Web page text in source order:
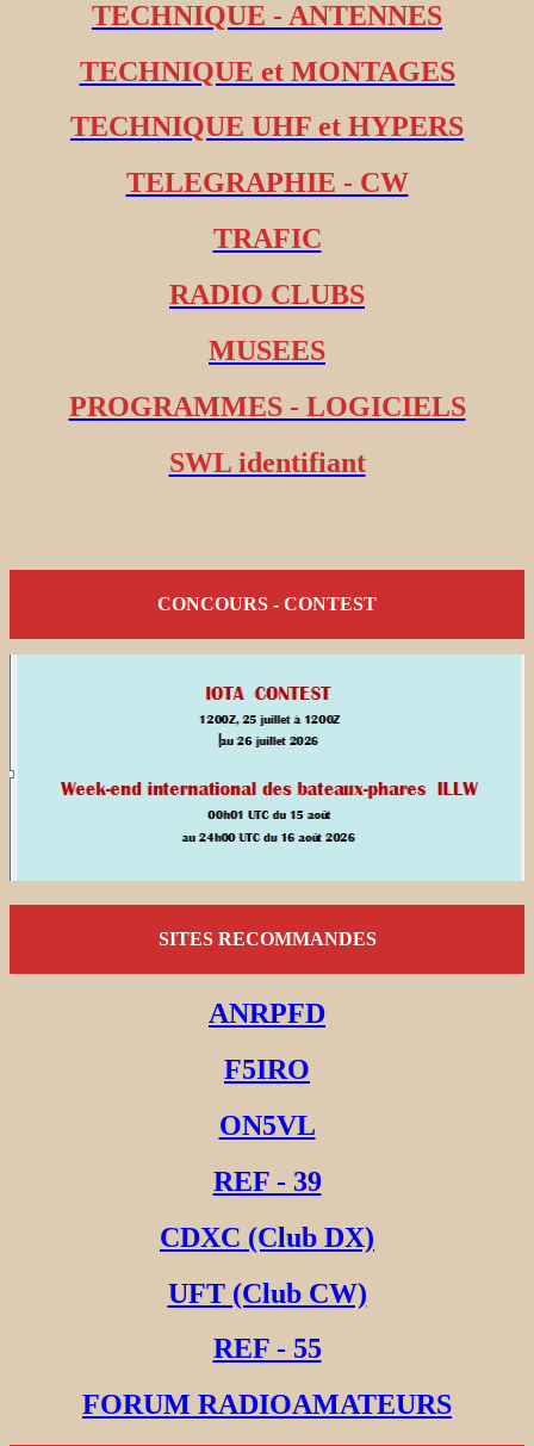
TECHNIQUE - ANTENNES
TECHNIQUE et MONTAGES
TECHNIQUE UHF et HYPERS
TELEGRAPHIE - CW
TRAFIC
RADIO CLUBS
MUSEES
PROGRAMMES - LOGICIELS
SWL identifiant
CONCOURS - CONTEST
SITES RECOMMANDES
ANRPFD
F5IRO
ON5VL
REF - 39
CDXC (Club DX)
UFT (Club CW)
REF - 55
FORUM RADIOAMATEURS